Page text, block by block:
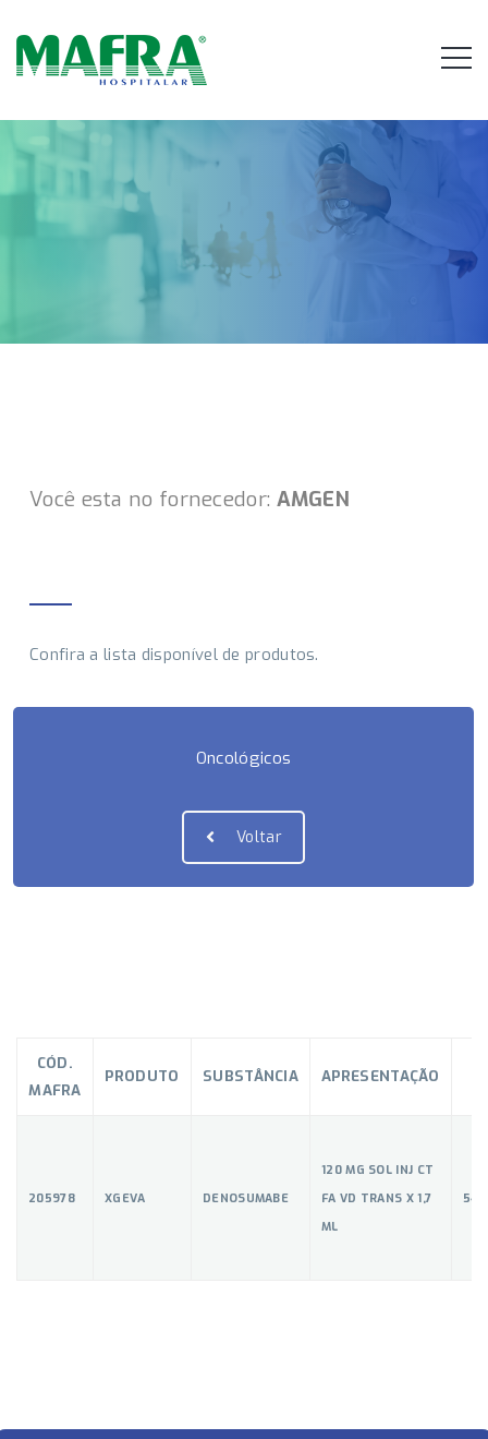
Você esta no fornecedor: AMGEN
Confira a lista disponível de produtos.
Oncológicos
Voltar
CÓD.
MAFRA
PRODUTO SUBSTÂNCIA APRESENTAÇÃO
205978 XGEVA DENOSUMABE
120 MG SOL INJ CT
FA VD TRANS X 1,7
ML